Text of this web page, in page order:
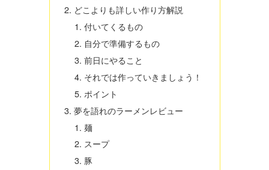
どこよりも詳しい作り方解説
付いてくるもの
自分で準備するもの
前日にやること
それでは作っていきましょう！
ポイント
夢を語れのラーメンレビュー
麺
スープ
豚